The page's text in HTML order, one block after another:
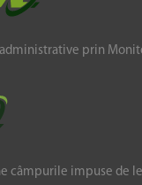
prin
câmpurile impuse de